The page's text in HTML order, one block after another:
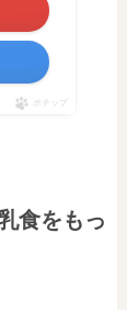
ポチップ
食をもっ